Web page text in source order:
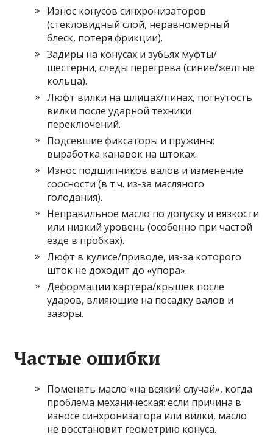
Износ конусов синхронизаторов
(стекловидный слой, неравномерный
блеск, потеря фрикции).
Задиры на конусах и зубьях муфты/
шестерни, следы перегрева (синие/желтые
кольца).
Люфт вилки на шлицах/пинах, погнутость
вилки после ударной техники
переключений.
Подсевшие фиксаторы и пружины;
выработка канавок на штоках.
Износ подшипников валов и изменение
соосности (в т.ч. из-за масляного
голодания).
Неправильное масло по допуску и вязкости
или низкий уровень (особенно при частой
езде в пробках).
Люфт в кулисе/приводе, из-за которого
шток не доходит до «упора».
Деформации картера/крышек после
ударов, влияющие на посадку валов и
зазоры.
Частые ошибки
Поменять масло «на всякий случай», когда
проблема механическая: если причина в
износе синхронизатора или вилки, масло
не восстановит геометрию конуса.